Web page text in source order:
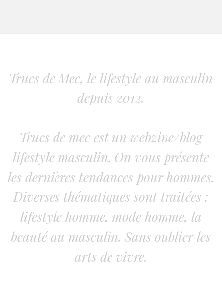
Trucs de Mec, le lifestyle au masculin
depuis 2012.
Trucs de mec est un webzine/blog
lifestyle masculin. On vous présente
les dernières tendances pour hommes.
Diverses thématiques sont traitées :
lifestyle homme, mode homme, la
beauté au masculin. Sans oublier les
arts de vivre.